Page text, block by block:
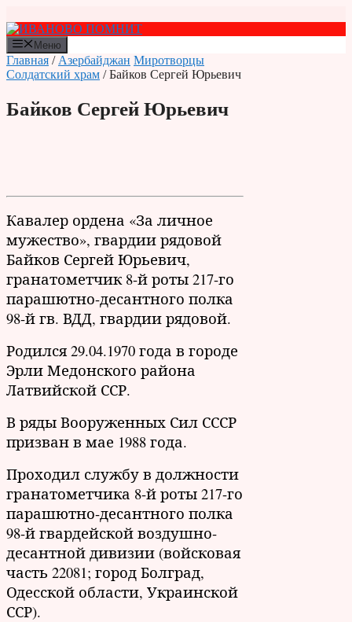
к
содержимому
Меню
Главная / Азербайджан Миротворцы
Солдатский храм / Байков Сергей Юрьевич
Байков Сергей Юрьевич
Кавалер ордена «За личное
мужество», гвардии рядовой
Байков Сергей Юрьевич,
гранатометчик 8-й роты 217-го
парашютно-десантного полка
98-й гв. ВДД, гвардии рядовой.
Родился 29.04.1970 года в городе
Эрли Медонского района
Латвийской ССР.
В ряды Вооруженных Сил СССР
призван в мае 1988 года.
Проходил службу в должности
гранатометчика 8-й роты 217-го
парашютно-десантного полка
98-й гвардейской воздушно-
десантной дивизии (войсковая
часть 22081; город Болград,
Одесской области, Украинской
ССР).